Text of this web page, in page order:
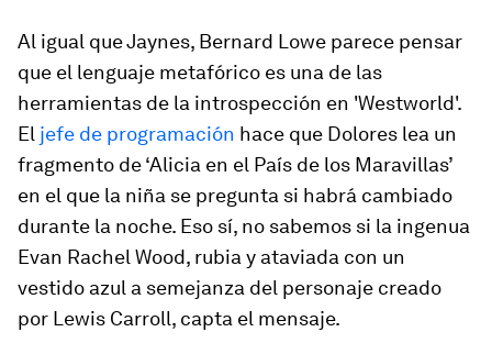
Al igual que Jaynes, Bernard Lowe parece pensar
que el lenguaje metafórico es una de las
herramientas de la introspección en 'Westworld'.
El jefe de programación hace que Dolores lea un
fragmento de ‘Alicia en el País de los Maravillas’
en el que la niña se pregunta si habrá cambiado
durante la noche. Eso sí, no sabemos si la ingenua
Evan Rachel Wood, rubia y ataviada con un
vestido azul a semejanza del personaje creado
por Lewis Carroll, capta el mensaje.